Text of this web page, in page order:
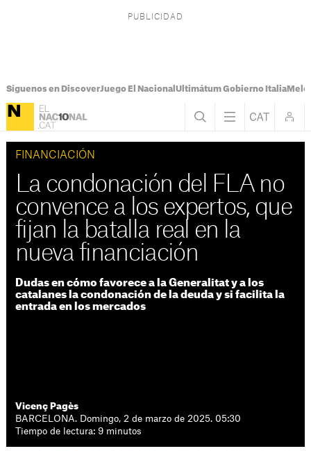
Síguenos en DiscoverJuego El Nacional Ultimátum Gobierno Italia
FINANCIACIÓN
La condonación del FLA no
convence a los expertos, que
fijan la batalla real en la
nueva financiación
Dudas en cómo favorece a la Generalitat y a los
catalanes la condonación de la deuda y si facilita la
entrada en los mercados
Vicenç Pagès
BARCELONA. Domingo, 2 de marzo de 2025. 05:30
Tiempo de lectura: 9 minutos